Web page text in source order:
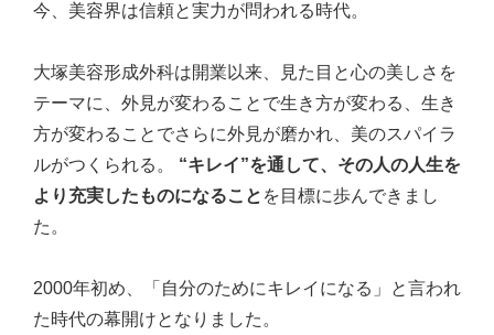
今、美容界は信頼と実力が問われる時代。
大塚美容形成外科は開業以来、見た目と心の美しさを
テーマに、外見が変わることで生き方が変わる、生き
方が変わることでさらに外見が磨かれ、美のスパイラ
ルがつくられる。 “キレイ”を通して、その人の人生を
より充実したものになること を目標に歩んできまし
た。
2000年初め、「自分のためにキレイになる」と言われ
た時代の幕開けとなりました。